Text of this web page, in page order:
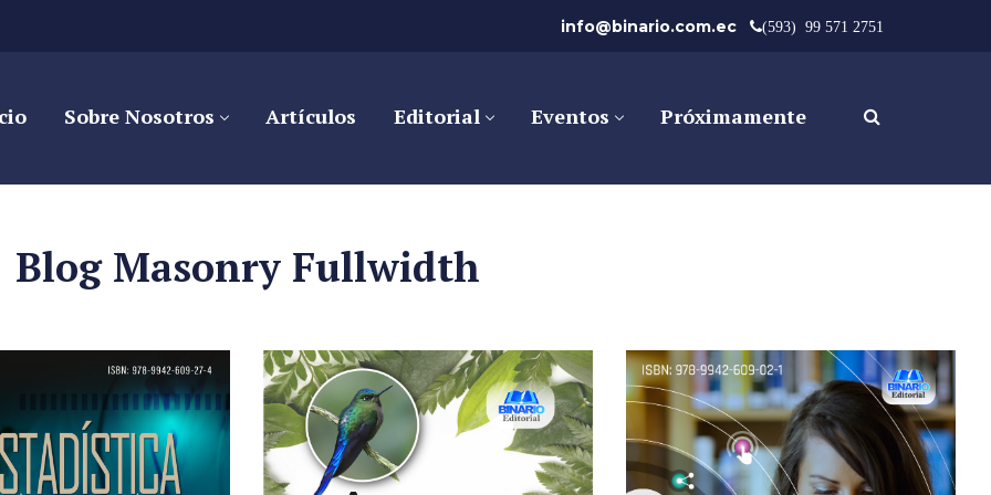
info@binario.com.ec (593) 99 571 2751
Sobre Nosotros Artículos Editorial Eventos Próximamente
Blog Masonry Fullwidth